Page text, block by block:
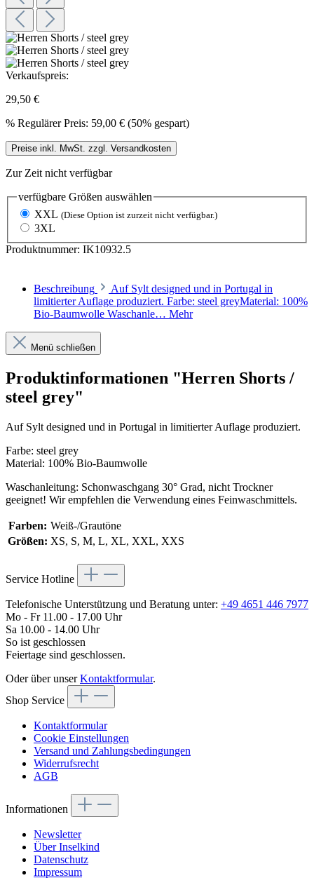
Verkaufspreis:
29,50 €
% Regulärer Preis: 59,00 € (50% gespart)
Preise inkl. MwSt. zzgl. Versandkosten
Zur Zeit nicht verfügbar
verfügbare Größen auswählen
XXL (Diese Option ist zurzeit nicht verfügbar.)
3XL
Produktnummer: IK10932.5
Beschreibung
Auf Sylt designed und in Portugal in
limitierter Auflage produziert. Farbe: steel greyMaterial: 100%
Bio-Baumwolle Waschanle… Mehr
Menü schließen
Produktinformationen "Herren Shorts /
steel grey"
Auf Sylt designed und in Portugal in limitierter Auflage produziert.
Farbe: steel grey
Material: 100% Bio-Baumwolle
Waschanleitung: Schonwaschgang 30° Grad, nicht Trockner
geeignet! Wir empfehlen die Verwendung eines Feinwaschmittels.
Farben: Weiß-/Grautöne
Größen: XS, S, M, L, XL, XXL, XXS
Service Hotline
Telefonische Unterstützung und Beratung unter: +49 4651 446 7977
Mo - Fr 11.00 - 17.00 Uhr
Sa 10.00 - 14.00 Uhr
So ist geschlossen
Feiertage sind geschlossen.
Oder über unserKontaktformular.
Shop Service
Kontaktformular
Cookie Einstellungen
Versand und Zahlungsbedingungen
Widerrufsrecht
AGB
Informationen
Newsletter
Über Inselkind
Datenschutz
Impressum